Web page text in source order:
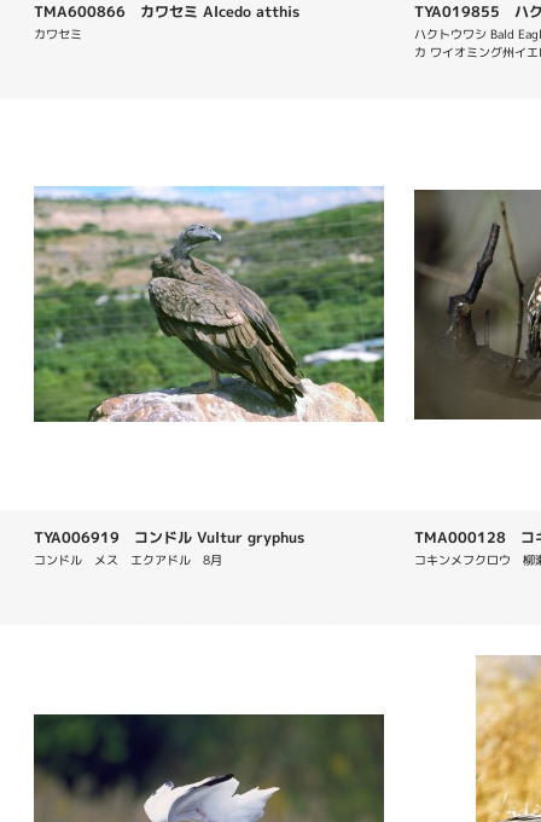
TMA600866 カワセミ Alcedo atthis
カワセミ
TYA019855 ハ
leucocephalus
ハクトウワシ Bald
カ ワイオミング州イ
TYA006919 コンドル Vultur gryphus
コンドル　メス　エクアドル　8月
TMA000128 コ
コキンメフクロウ　